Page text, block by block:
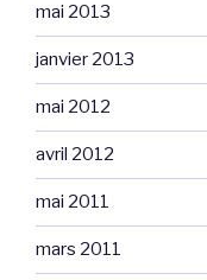
mai 2013
janvier 2013
mai 2012
avril 2012
mai 2011
mars 2011